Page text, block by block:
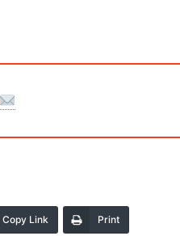
Copy Link Print